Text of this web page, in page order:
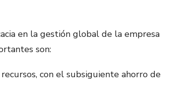
en la gestión global de la empresa
son:
con el subsiguiente ahorro de